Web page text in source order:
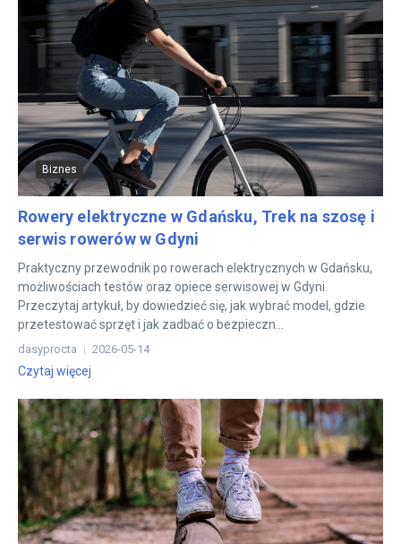
Biznes
Rowery elektryczne w Gdańsku, Trek na szosę i
serwis rowerów w Gdyni
Praktyczny przewodnik po rowerach elektrycznych w Gdańsku,
możliwościach testów oraz opiece serwisowej w Gdyni.
Przeczytaj artykuł, by dowiedzieć się, jak wybrać model, gdzie
przetestować sprzęt i jak zadbać o bezpieczn...
dasyprocta 2026-05-14
Czytaj więcej